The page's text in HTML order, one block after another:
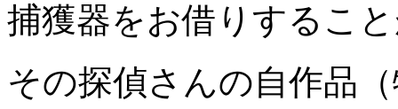
捕獲器をお借りするこ
その探偵さんの自作品